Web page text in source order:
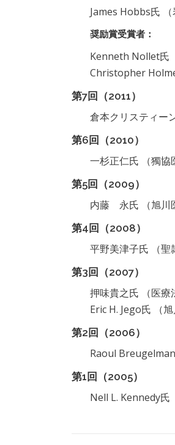
James Hobbs氏 （
奨励賞受賞者：
Kenneth Nollet氏
Christopher
第7回（2011）
倉本クリスティー
第6回（2010）
一杉正仁氏 （獨協
第5回（2009）
内藤 永氏 （旭川
第4回（2008）
平野美津子氏 （聖
第3回（2007）
押味貴之氏 （医療
Eric H. Jego氏 （旭
第2回（2006）
Raoul
第1回（2005）
Nell L. Kennedy氏